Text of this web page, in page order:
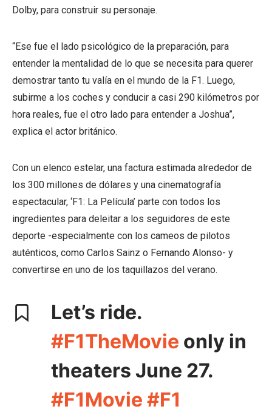
Dolby, para construir su personaje.
“Ese fue el lado psicológico de la preparación, para
entender la mentalidad de lo que se necesita para querer
demostrar tanto tu valía en el mundo de la F1. Luego,
subirme a los coches y conducir a casi 290 kilómetros por
hora reales, fue el otro lado para entender a Joshua”,
explica el actor británico.
Con un elenco estelar, una factura estimada alrededor de
los 300 millones de dólares y una cinematografía
espectacular, ‘F1: La Película’ parte con todos los
ingredientes para deleitar a los seguidores de este
deporte -especialmente con los cameos de pilotos
auténticos, como Carlos Sainz o Fernando Alonso- y
convertirse en uno de los taquillazos del verano.
Let’s ride.
#F1TheMovie only in
theaters June 27.
#F1Movie #F1